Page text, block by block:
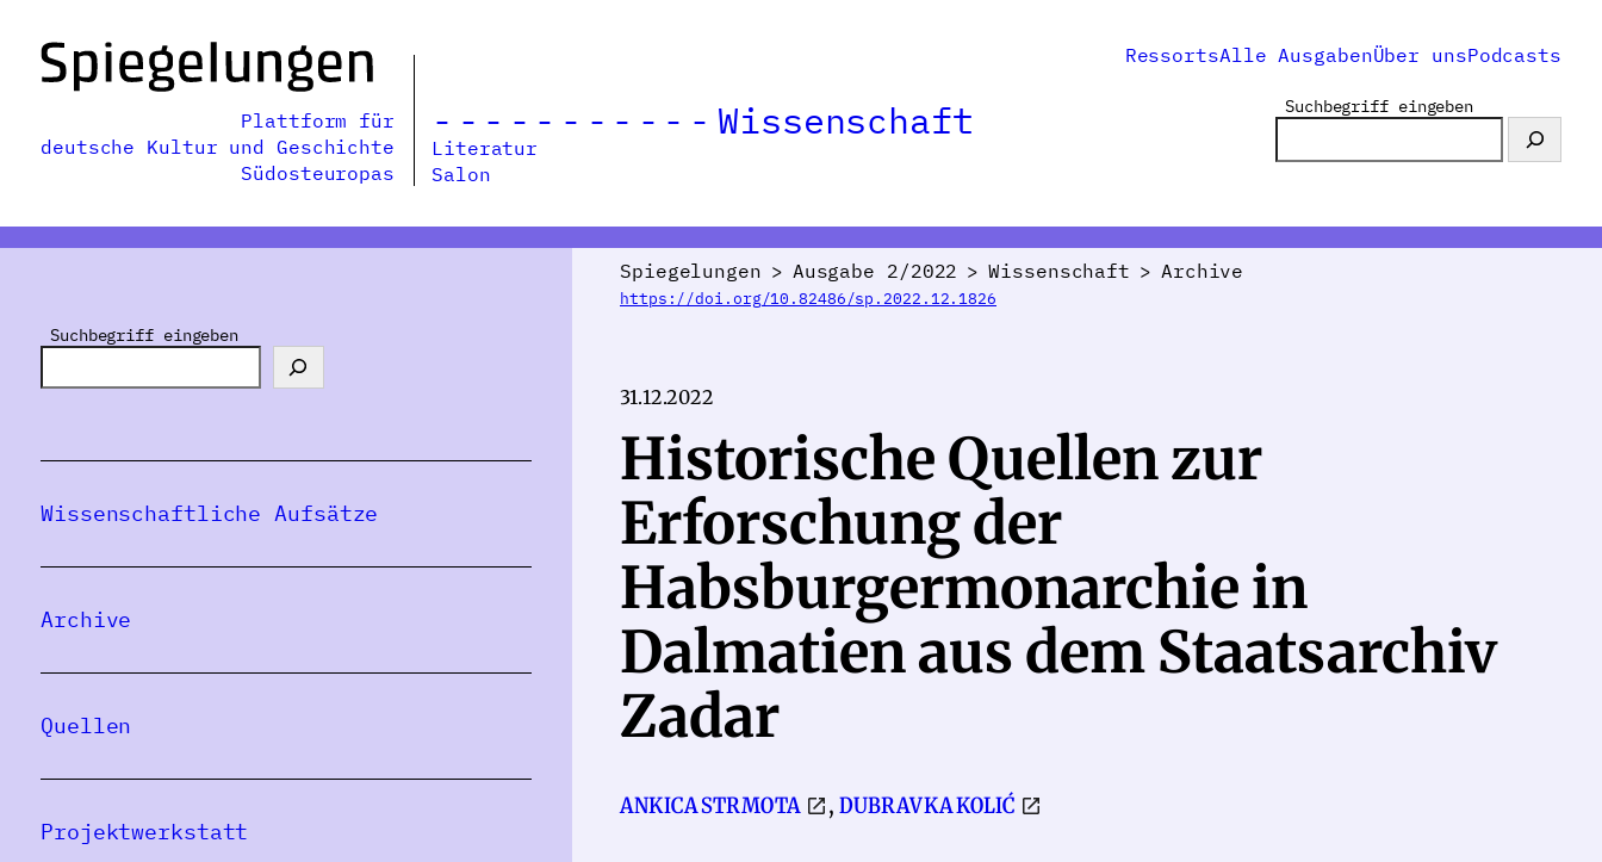
Inhalt
springen
Plattform für
deutsche Kultur und Geschichte
Südosteuropas
Wissenschaft
Literatur
Salon
RessortsAlle AusgabenÜber unsPodcasts
Suchbegriff eingeben
Suchbegriff eingeben
Wissenschaftliche Aufsätze
Archive
Quellen
Projektwerkstatt
Spiegelungen > Ausgabe 2/2022 > Wissenschaft > Archive
https://doi.org/10.82486/sp.2022.12.1826
31.12.2022
Historische Quellen zur
Erforschung der
Habsburgermonarchie in
Dalmatien aus dem Staatsarchiv
Zadar
ANKICA STRMOTA ,DUBRAVKA KOLIĆ